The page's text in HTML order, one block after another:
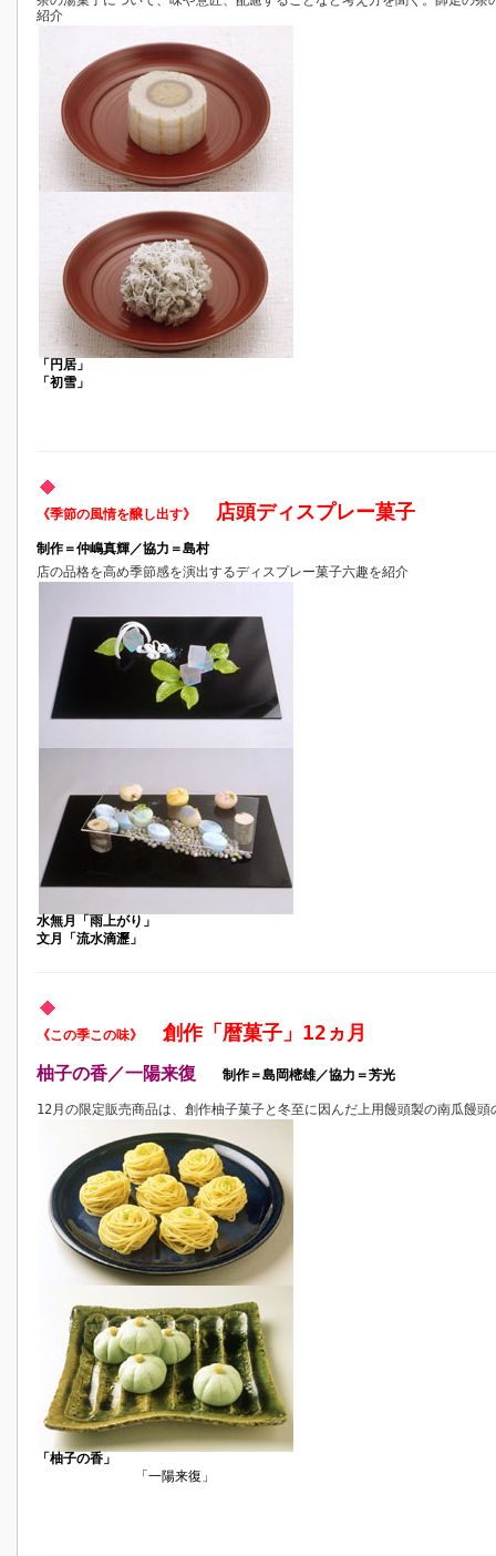
紹介
「円居」
「初雪」
《季節の風情を醸し出す》 店頭ディスプレー菓子
制作＝仲嶋真輝／協力＝島村
店の品格を高め季節感を演出するディスプレー菓子六趣を紹介
水無月「雨上がり」
文月「流水滴瀝」
《この季この味》 創作「暦菓子」12ヵ月
柚子の香／一陽来復 制作＝島岡樒雄／協力＝芳光
12月の限定販売商品は、創作柚子菓子と冬至に因んだ上用饅頭製の南瓜饅頭
「柚子の香」
「一陽来復」